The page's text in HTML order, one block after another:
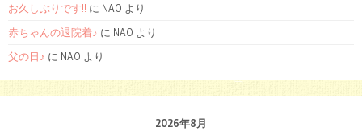
お久しぶりです!! に NAO より
赤ちゃんの退院着♪ に NAO より
父の日♪ に NAO より
2026年8月